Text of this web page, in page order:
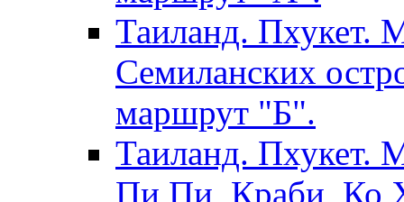
Таиланд. Пхукет.
Семиланских
маршрут "Б".
Таиланд. Пхукет.
Пи Пи, Краби, Ко